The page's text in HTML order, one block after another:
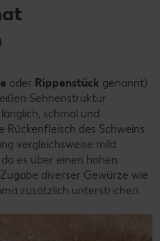
oder Rippenstück genannt)
Sehnenstruktur
schmal und
des Schweins
vergleichsweise mild
es über einen hohen
diverser Gewürze wie
zusätzlich unterstrichen.